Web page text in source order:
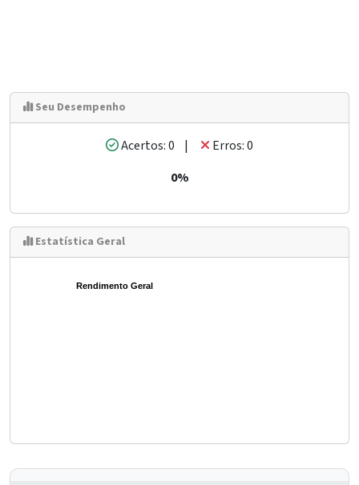
Seu Desempenho
Acertos: 0 |
Erros: 0
0%
Estatística Geral
Rendimento Geral